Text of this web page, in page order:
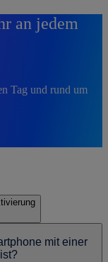
an jedem
Tag und rund um
mit einer